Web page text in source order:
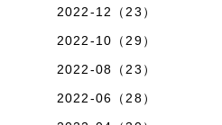
2022-12（23）
2022-10（29）
2022-08（23）
2022-06（28）